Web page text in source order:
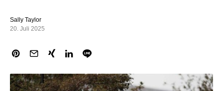
Sally Taylor
20. Juli 2025